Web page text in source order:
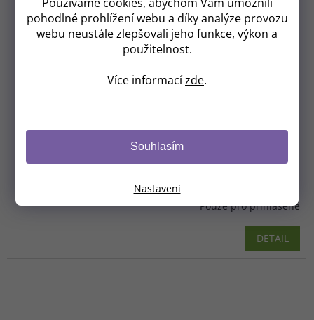
pohodlné prohlížení webu a díky analýze provozu
webu neustále zlepšovali jeho funkce, výkon a
použitelnost.
Více informacízde.
Nastavení
Souhlasím
BIO Earl Grey sypaný čaj s BIO Levandulí
Pouze pro přihlášené
DETAIL